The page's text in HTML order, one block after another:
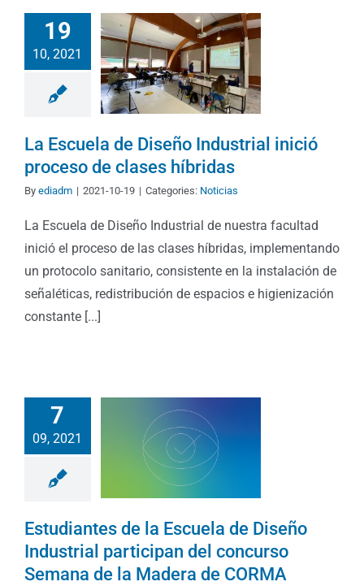
19
10, 2021
La Escuela de Diseño Industrial inició
proceso de clases híbridas
By ediadm | 2021-10-19 | Categories: Noticias
La Escuela de Diseño Industrial de nuestra facultad
inició el proceso de las clases híbridas, implementando
un protocolo sanitario, consistente en la instalación de
señaléticas, redistribución de espacios e higienización
constante [...]
7
09, 2021
Estudiantes de la Escuela de Diseño
Industrial participan del concurso
Semana de la Madera de CORMA